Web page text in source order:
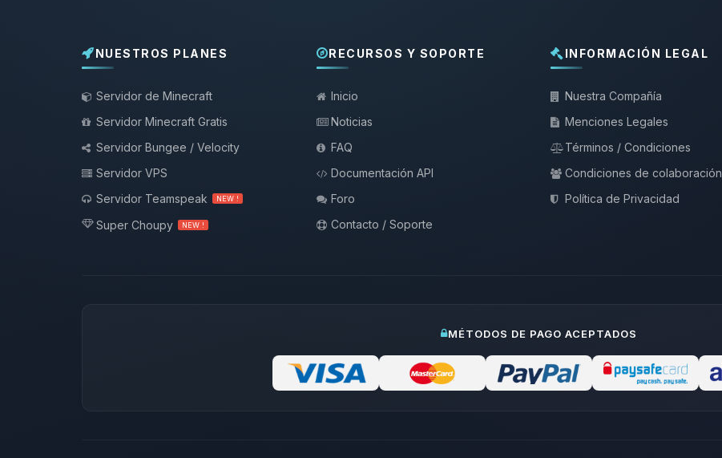
NUESTROS PLANES
Servidor de Minecraft
Servidor Minecraft Gratis
Servidor Bungee / Velocity
Servidor VPS
Servidor Teamspeak
NEW !
Super Choupy NEW !
RECURSOS Y SOPORTE
Inicio
Noticias
FAQ
Documentación API
Foro
Contacto / Soporte
INFORMACIÓN LEGAL
Nuestra Compañía
Menciones Legales
Términos / Condiciones
Condiciones de colaboración
Política de Privacidad
MÉTODOS DE PAGO ACEPTADOS